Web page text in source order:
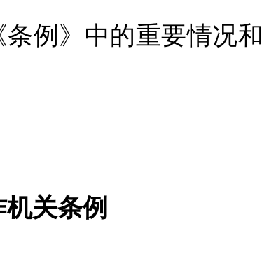
例》中的重要情况和
关条例